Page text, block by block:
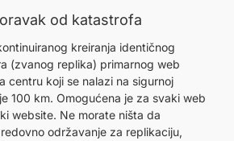
od katastrofa
kreiranja identičnog
(zvanog replika) primarnog web
centru koji se nalazi na sigurnoj
100 km. Omogućena je za svaki web
website. Ne morate ništa da
održavanje za replikaciju,